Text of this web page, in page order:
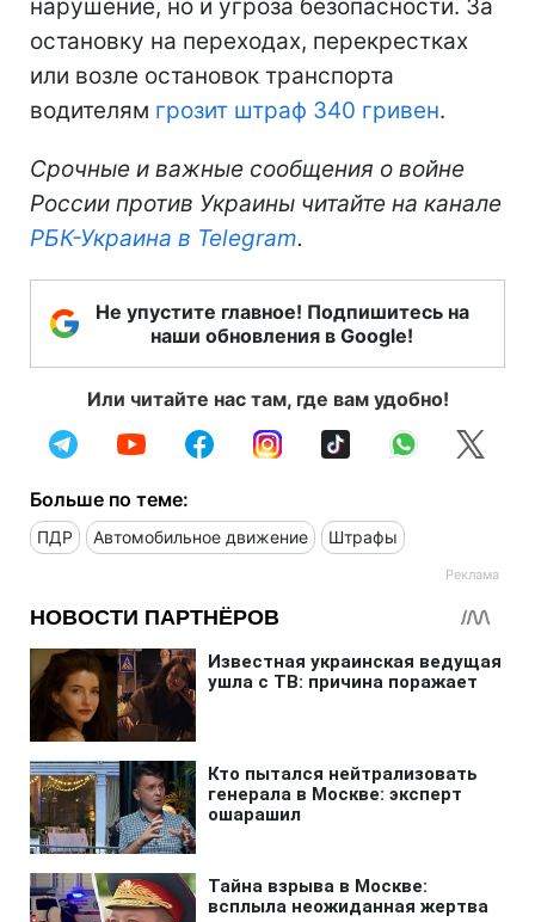
нарушение, но и угроза безопасности. За
остановку на переходах, перекрестках
или возле остановок транспорта
водителям грозит штраф 340 гривен.
Срочные и важные сообщения о войне
России против Украины читайте на канале
РБК-Украина в Telegram.
Не упустите главное! Подпишитесь на
наши обновления в Google!
Или читайте нас там, где вам удобно!
Больше по теме:
ПДР Автомобильное движение Штрафы